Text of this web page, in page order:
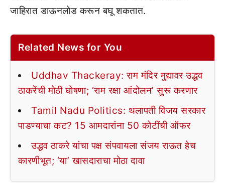
जाहिरात डाऊनलोड करून बघू शकतात.
Related News for You
Uddhav Thackeray: राम मंदिर मुद्यावर उद्धव
ठाकरेंची मोठी घोषणा; ‘राम रक्षा आंदोलन’ सुरू करणार
Tamil Nadu Politics: थलापती विजय सरकार
पाडण्याचा कट? 15 आमदारांना 50 कोटींची ऑफर
उद्धव ठाकरे यांचा पक्ष संपवायला संजय राऊत हेच
कारणीभूत; ‘या’ खासदाराचा मोठा दावा